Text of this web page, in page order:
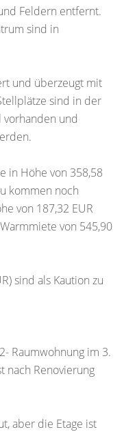
Feldern entfernt.
sind in
und überzeugt mit
sind in der
und
in Höhe von 358,58
kommen noch
von 187,32 EUR
von 545,90
sind als Kaution zu
Raumwohnung im 3.
nach Renovierung
aber die Etage ist